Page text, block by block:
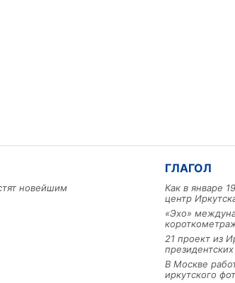
новейшим
ГЛАГОЛ
Как в январе
центр
«Эхо»
21 проект из
В Москве
иркутского